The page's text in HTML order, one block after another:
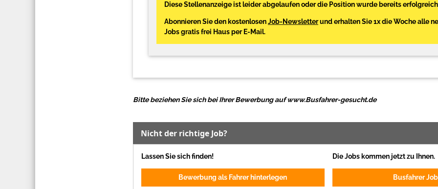
Diese Stellenanzeige ist leider abgelaufen oder die Position wurde bereits
Abonnieren Sie den kostenlosenJob-Newsletterund erhalten Sie 1x die Woche alle
Jobs gratis frei Haus per E-Mail.
Bitte beziehen Sie sich bei Ihrer Bewerbung auf www.Busfahrer-gesucht.de
Nicht der richtige Job?
Lassen Sie sich finden!
Bewerbung als Fahrer hinterlegen
Die Jobs kommen jetzt zu Ihnen.
Busfahrer